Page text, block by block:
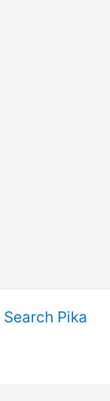
Search Pika